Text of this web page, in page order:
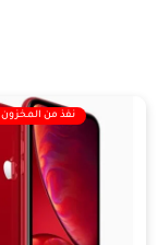
نفذ من المخزون